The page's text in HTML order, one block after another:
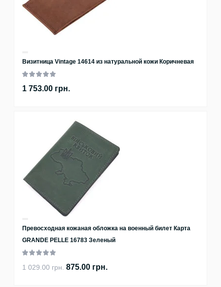
Визитница Vintage 14614 из натуральной кожи Коричневая
1 753.00 грн.
Превосходная кожаная обложка на военный билет Карта
GRANDE PELLE 16783 Зеленый
1 029.00 грн. 875.00 грн.